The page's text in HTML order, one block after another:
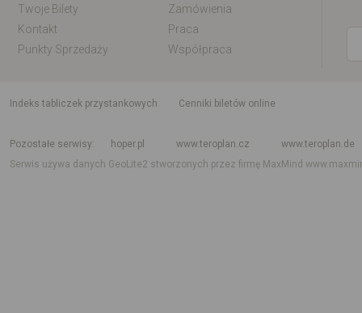
Twoje Bilety
Zamówienia
Kontakt
Praca
Punkty Sprzedaży
Współpraca
indeks tabliczek przystankowych
Cenniki biletów online
Pozostałe serwisy
hoper.pl www.teroplan.cz
www.teroplan.de
Serwis używa danych GeoLite2 stworzonych przez firmę MaxMind